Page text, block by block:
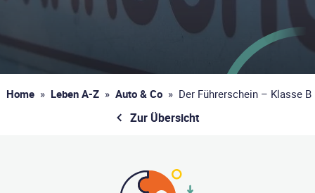
Home » Leben A-Z » Auto & Co » Der Führerschein – Klasse B
Zur Übersicht